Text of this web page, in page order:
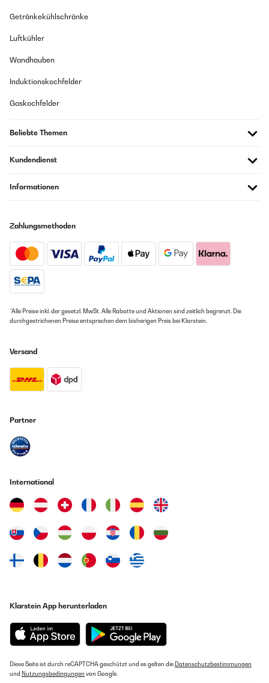
Getränkekühlschränke
Luftkühler
Wandhauben
Induktionskochfelder
Gaskochfelder
Beliebte Themen
Kundendienst
Informationen
Zahlungsmethoden
*Alle Preise inkl. der gesetzl. MwSt. Alle Rabatte und Aktionen sind zeitlich begrenzt. Die
durchgestrichenen Preise entsprechen dem bisherigen Preis bei Klarstein.
Versand
Partner
International
Klarstein App herunterladen
Diese Seite ist durch reCAPTCHA geschützt und es gelten die Datenschutzbestimmungen
und Nutzungsbedingungen von Google.